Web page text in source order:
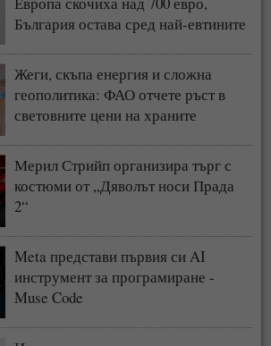
България остава сред най-евтините
Жеги, скъпа енергия и сложна
геополитика: ФАО отчете ръст в
световните цени на храните
Мерил Стрийп организира търг с
костюми от „Дяволът носи Прада
2“
Meta представи първия си AI
инструмент за програмиране -
Muse Code